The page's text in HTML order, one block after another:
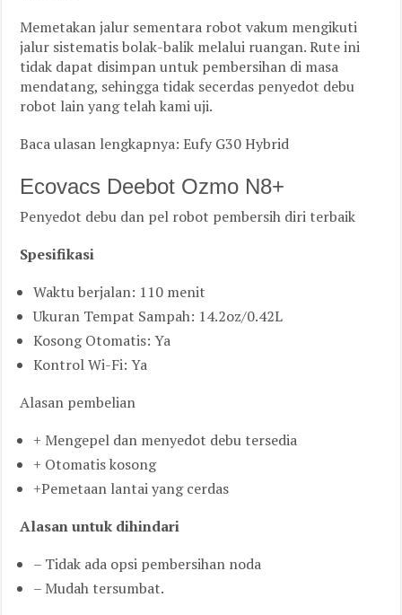
Memetakan jalur sementara robot vakum mengikuti
jalur sistematis bolak-balik melalui ruangan. Rute ini
tidak dapat disimpan untuk pembersihan di masa
mendatang, sehingga tidak secerdas penyedot debu
robot lain yang telah kami uji.
Baca ulasan lengkapnya: Eufy G30 Hybrid
Ecovacs Deebot Ozmo N8+
Penyedot debu dan pel robot pembersih diri terbaik
Spesifikasi
Waktu berjalan: 110 menit
Ukuran Tempat Sampah: 14.2oz/0.42L
Kosong Otomatis: Ya
Kontrol Wi-Fi: Ya
Alasan pembelian
+ Mengepel dan menyedot debu tersedia
+ Otomatis kosong
+Pemetaan lantai yang cerdas
Alasan untuk dihindari
– Tidak ada opsi pembersihan noda
– Mudah tersumbat.